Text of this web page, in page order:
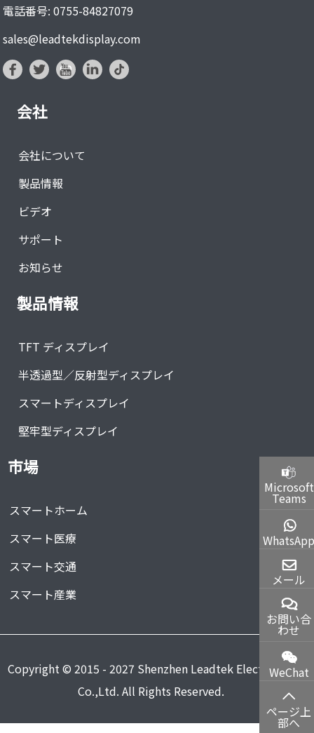
電話番号: 0755-84827079
sales@leadtekdisplay.com
会社
会社について
製品情報
ビデオ
サポート
お知らせ
製品情報
TFT ディスプレイ
半透過型／反射型ディスプレイ
スマートディスプレイ
堅牢型ディスプレイ
市場
スマートホーム
スマート医療
スマート交通
スマート産業
Copyright © 2015 - 2027 Shenzhen Leadtek Electronics
Co.,Ltd. All Rights Reserved.
Microsoft
Teams
WhatsApp
メール
お問い合
わせ
WeChat
ページ上
部へ